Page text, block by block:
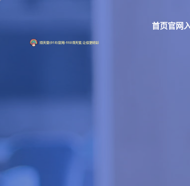
首页官网